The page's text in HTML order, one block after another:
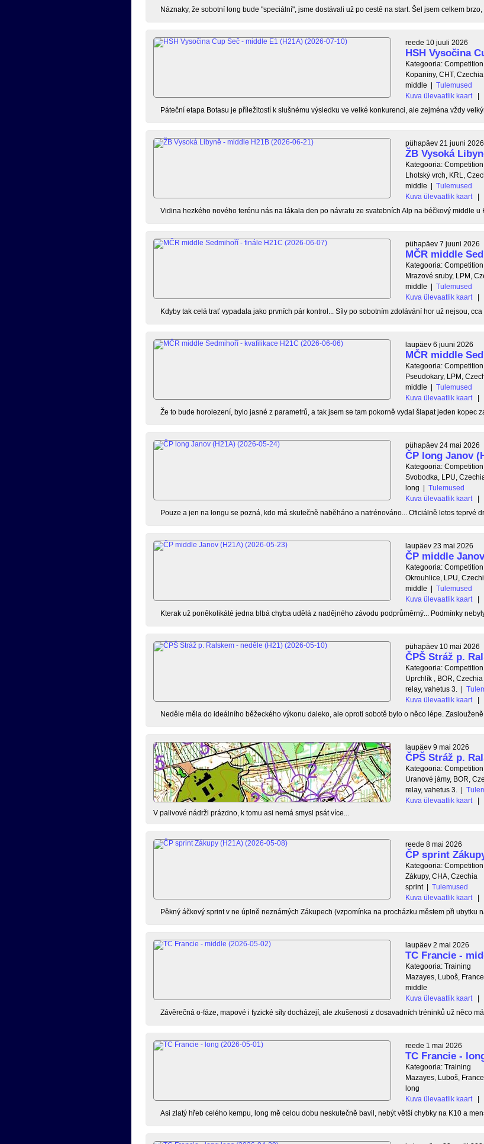
Náznaky, že sobotní long bude "speciální", jsme dostávali už po cestě na start. Šel jsem celkem brzo,
reede 10 juuli 2026
HSH Vysočina
Kategooria: Competition
Kopaniny, CHT, Czechia
middle | Tulemused
Kuva ülevaatlik kaart
|
Páteční etapa Botasu je příležitostí k slušnému výsledku ve velké konkurenci, ale zejména vždy
pühapäev 21 juuni 2026
ŽB Vysoká
Kategooria: Competition
Lhotský vrch, KRL,
middle | Tulemused
Kuva ülevaatlik kaart
|
Vidina hezkého nového terénu nás na lákala den po návratu ze svatebních Alp na béčkový middle u
pühapäev 7 juuni 2026
MČR middle
Kategooria: Competition
Mrazové sruby, LPM,
middle | Tulemused
Kuva ülevaatlik kaart
|
Kdyby tak celá trať vypadala jako prvních pár kontrol... Síly po sobotním zdolávání hor už nejsou, cca
laupäev 6 juuni 2026
MČR middle
Kategooria: Competition
Pseudokary, LPM,
middle | Tulemused
Kuva ülevaatlik kaart
|
Že to bude horolezení, bylo jasné z parametrů, a tak jsem se tam pokorně vydal šlapat jeden kopec
pühapäev 24 mai 2026
ČP long Janov
Kategooria: Competition
Svobodka, LPU,
long | Tulemused
Kuva ülevaatlik kaart
|
Pouze a jen na longu se pozná, kdo má skutečně naběháno a natrénováno... Oficiálně letos teprvé
laupäev 23 mai 2026
ČP middle
Kategooria: Competition
Okrouhlice, LPU,
middle | Tulemused
Kuva ülevaatlik kaart
|
Kterak už poněkolikáté jedna blbá chyba udělá z nadějného závodu podprůměrný... Podmínky
pühapäev 10 mai 2026
ČPŠ Stráž p.
Kategooria: Competition
Uprchlík , BOR, Czechia
relay, vahetus 3.
|
Kuva ülevaatlik kaart
|
Neděle měla do ideálního běžeckého výkonu daleko, ale oproti sobotě bylo o něco lépe. Zaslouženě
laupäev 9 mai 2026
ČPŠ Stráž p.
Kategooria: Competition
Uranové jámy, BOR,
relay, vahetus 3.
|
Kuva ülevaatlik kaart
|
V palivové nádrži prázdno, k tomu asi nemá smysl psát více...
reede 8 mai 2026
ČP sprint
Kategooria: Competition
Zákupy, CHA, Czechia
sprint | Tulemused
Kuva ülevaatlik kaart
|
Pěkný áčkový sprint v ne úplně neznámých Zákupech (vzpomínka na procházku městem při ubytku
laupäev 2 mai 2026
TC Francie -
Kategooria: Training
Mazayes, Luboš, France
middle
Kuva ülevaatlik kaart
|
Závěrečná o-fáze, mapové i fyzické síly docházejí, ale zkušenosti z dosavadních tréninků už něco
reede 1 mai 2026
TC Francie -
Kategooria: Training
Mazayes, Luboš, France
long
Kuva ülevaatlik kaart
|
Asi zlatý hřeb celého kempu, long mě celou dobu neskutečně bavil, nebýt větší chybky na K10 a